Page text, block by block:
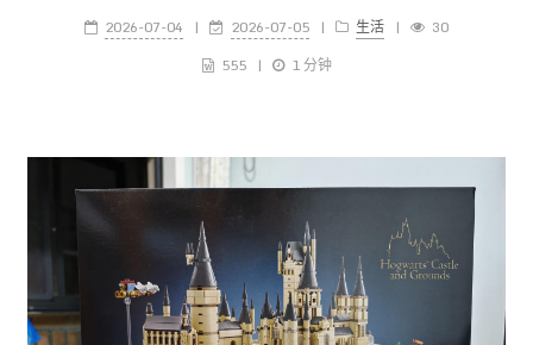
2026-07-04 2026-07-05 生活
30
555
1 分钟